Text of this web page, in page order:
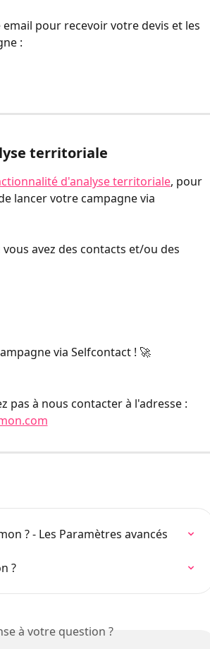
pour recevoir votre devis et les
:
territoriale
d'analyse territoriale, pour
lancer votre campagne via
avez des contacts et/ou des
via Selfcontact ! 🚀
pas à nous contacter à l'adresse :
? - Les Paramètres avancés
?
à votre question ?